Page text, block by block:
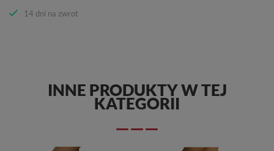
14 dni na zwrot
INNE PRODUKTY W TEJ
KATEGORII